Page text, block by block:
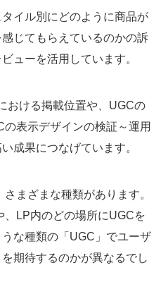
イル別にどのように商品が
じてもらえているのかの訴
ューを活用しています。
おける掲載位置や、UGCの
の表示デザインの検証～運用
成果につなげています。
まざまな種類があります。
、LP内のどの場所にUGCを
な種類の「UGC」でユーザ
期待するのかが異なるでし